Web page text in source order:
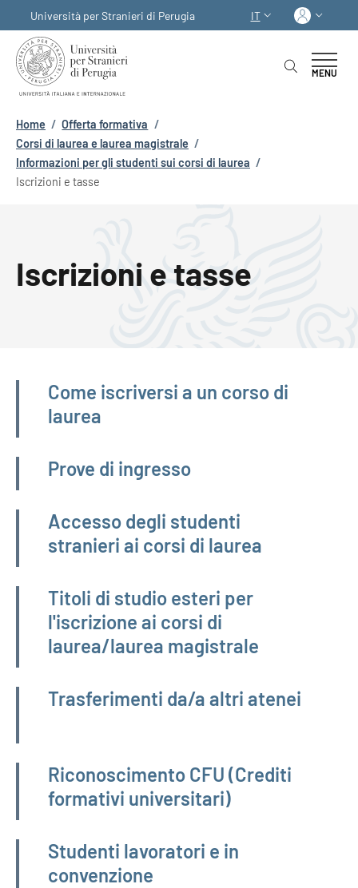
Università per Stranieri di Perugia
SELETTORE LINGUA:
IT
MENU
Briciole di pane
Home / Offerta formativa /
Corsi di laurea e laurea magistrale /
Informazioni per gli studenti sui corsi di laurea /
Iscrizioni e tasse
Iscrizioni e tasse
Navigazione principale
Come iscriversi a un corso di
laurea
Prove di ingresso
Accesso degli studenti
stranieri ai corsi di laurea
Titoli di studio esteri per
l'iscrizione ai corsi di
laurea/laurea magistrale
Trasferimenti da/a altri atenei
Riconoscimento CFU (Crediti
formativi universitari)
Studenti lavoratori e in
convenzione